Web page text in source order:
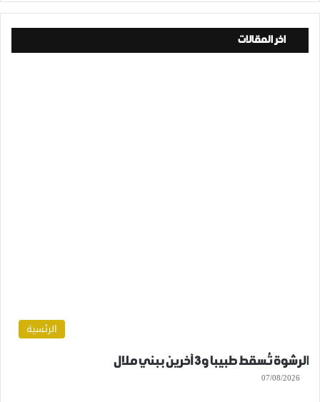
اخر المقالات
الرئسية
الرشوة تُسقط طبيبا و3 آخرين ببني ملال
07/08/2026